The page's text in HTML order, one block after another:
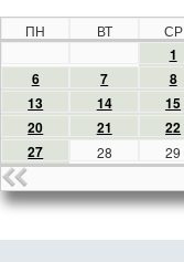
ПН ВТ СР
1
6
7 8
13 14 15
20 21 22
27
28 29